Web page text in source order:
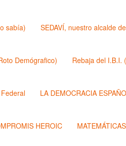
sabía) SEDAVÍ, nuestro alcalde
Demógrafico) Rebaja del I.B.I.
LA DEMOCRACIA
HEROIC